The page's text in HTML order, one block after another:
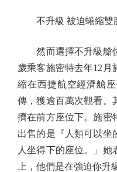
不升級 被迫蜷縮雙
然而選擇不升級艙位
歲乘客施密特去年12月
縮在西捷航空經濟艙
傳，獲逾百萬次觀看。
擠在前方座位下。施密
出售的是『人類可以坐
人坐得下的座位。」她
上，他們是在強迫你升